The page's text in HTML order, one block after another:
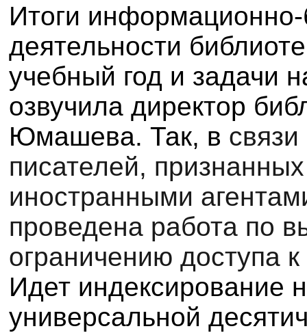
Итоги
деятельности
учебный год и задачи
озвучила директор
Юмашева. Так, в
писателей,
иностранными
проведена работа по
ограничению доступа
Идет индексирование
универсальной